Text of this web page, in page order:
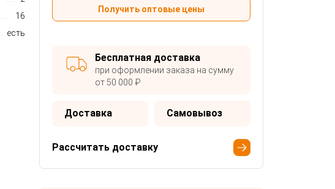
16
есть
Получить оптовые цены
Бесплатная доставка
при оформлении заказа на сумму
от 50 000 ₽
Доставка Самовывоз
Рассчитать доставку